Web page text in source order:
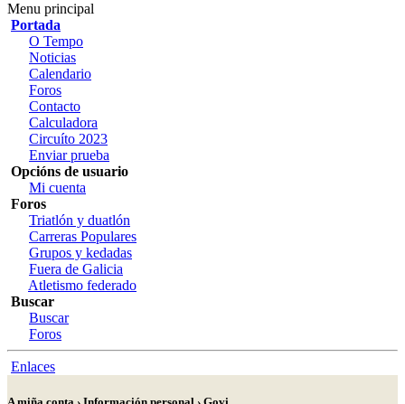
Menu principal
Portada
O Tempo
Noticias
Calendario
Foros
Contacto
Calculadora
Circuíto 2023
Enviar prueba
Opcións de usuario
Mi cuenta
Foros
Triatlón y duatlón
Carreras Populares
Grupos y kedadas
Fuera de Galicia
Atletismo federado
Buscar
Buscar
Foros
Enlaces